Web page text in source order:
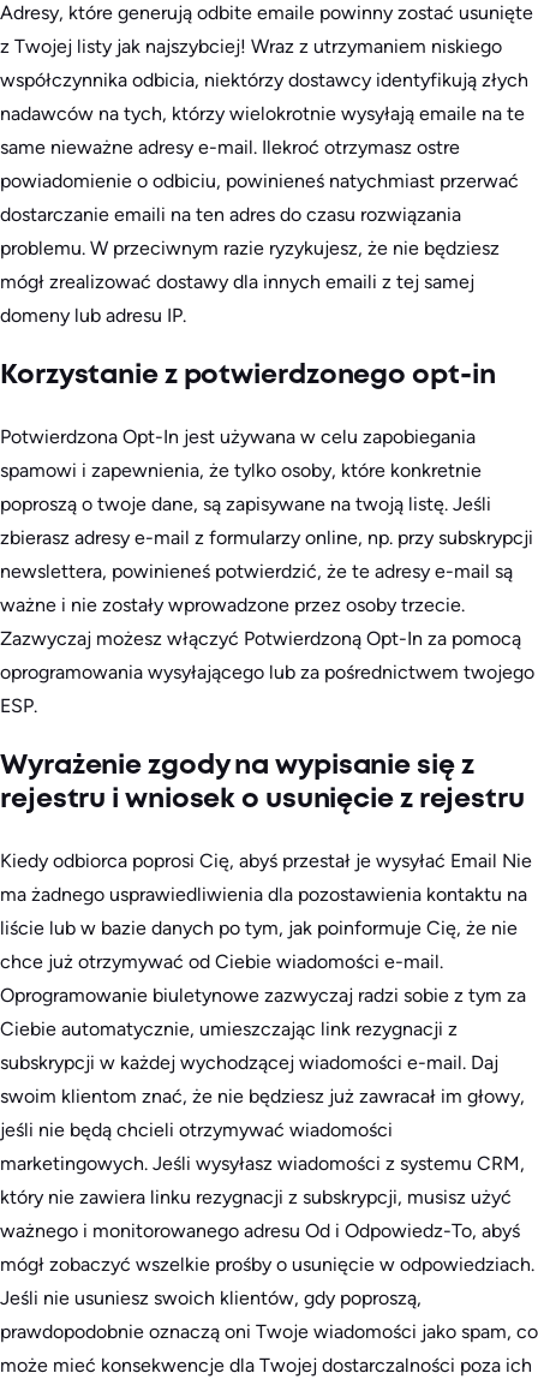
Adresy, które generują odbite emaile powinny zostać usunięte
z Twojej listy jak najszybciej! Wraz z utrzymaniem niskiego
współczynnika odbicia, niektórzy dostawcy identyfikują złych
nadawców na tych, którzy wielokrotnie wysyłają emaile na te
same nieważne adresy e-mail. Ilekroć otrzymasz ostre
powiadomienie o odbiciu, powinieneś natychmiast przerwać
dostarczanie emaili na ten adres do czasu rozwiązania
problemu. W przeciwnym razie ryzykujesz, że nie będziesz
mógł zrealizować dostawy dla innych emaili z tej samej
domeny lub adresu IP.
Korzystanie z potwierdzonego opt-in
Potwierdzona Opt-In jest używana w celu zapobiegania
spamowi i zapewnienia, że tylko osoby, które konkretnie
poproszą o twoje dane, są zapisywane na twoją listę. Jeśli
zbierasz adresy e-mail z formularzy online, np. przy subskrypcji
newslettera, powinieneś potwierdzić, że te adresy e-mail są
ważne i nie zostały wprowadzone przez osoby trzecie.
Zazwyczaj możesz włączyć Potwierdzoną Opt-In za pomocą
oprogramowania wysyłającego lub za pośrednictwem twojego
ESP.
Wyrażenie zgody na wypisanie się z
rejestru i wniosek o usunięcie z rejestru
Kiedy odbiorca poprosi Cię, abyś przestał je wysyłać Email Nie
ma żadnego usprawiedliwienia dla pozostawienia kontaktu na
liście lub w bazie danych po tym, jak poinformuje Cię, że nie
chce już otrzymywać od Ciebie wiadomości e-mail.
Oprogramowanie biuletynowe zazwyczaj radzi sobie z tym za
Ciebie automatycznie, umieszczając link rezygnacji z
subskrypcji w każdej wychodzącej wiadomości e-mail. Daj
swoim klientom znać, że nie będziesz już zawracał im głowy,
jeśli nie będą chcieli otrzymywać wiadomości
marketingowych. Jeśli wysyłasz wiadomości z systemu CRM,
który nie zawiera linku rezygnacji z subskrypcji, musisz użyć
ważnego i monitorowanego adresu Od i Odpowiedz-To, abyś
mógł zobaczyć wszelkie prośby o usunięcie w odpowiedziach.
Jeśli nie usuniesz swoich klientów, gdy poproszą,
prawdopodobnie oznaczą oni Twoje wiadomości jako spam, co
może mieć konsekwencje dla Twojej dostarczalności poza ich